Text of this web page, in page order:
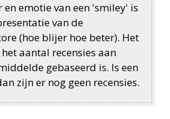
en emotie van een 'smiley' is
van de
(hoe blijer hoe beter). Het
aantal recensies aan
gebaseerd is. Is een
zijn er nog geen recensies.